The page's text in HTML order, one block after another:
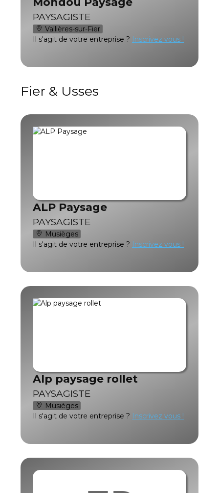
PAYSAGISTE
Vallières-sur-Fier
Il s'agit de votre entreprise ? Inscrivez vous !
Fier & Usses
ALP Paysage
PAYSAGISTE
Musièges
Il s'agit de votre entreprise ? Inscrivez vous !
Alp paysage rollet
PAYSAGISTE
Musièges
Il s'agit de votre entreprise ? Inscrivez vous !